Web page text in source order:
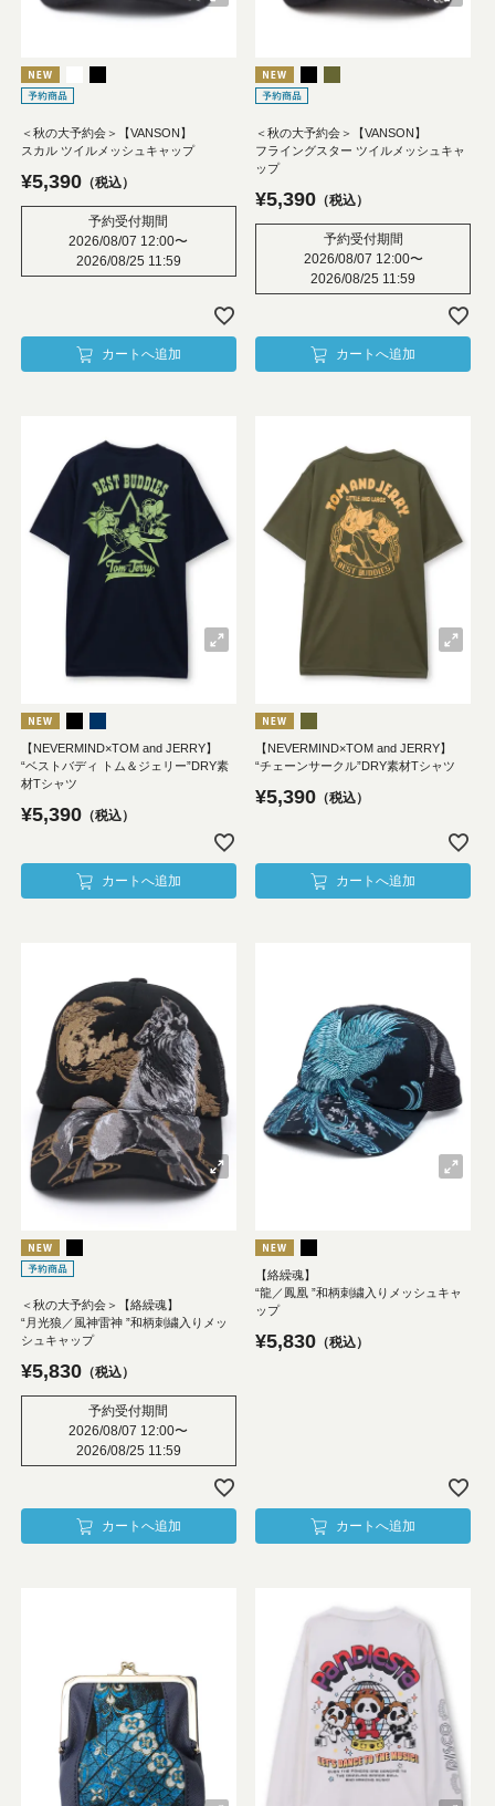
＜秋の大予約会＞【VANSON】
スカル ツイルメッシュキャップ
¥5,390 税込
予約受付期間
2026/08/07 12:00〜
2026/08/25 11:59
カートへ追加
＜秋の大予約会＞【VANSON】
フライングスター ツイルメッシュキャ
ップ
¥5,390 税込
予約受付期間
2026/08/07 12:00〜
2026/08/25 11:59
カートへ追加
【NEVERMIND×TOM and JERRY】
“ベストバディ トム＆ジェリー”DRY素
材Tシャツ
¥5,390 税込
カートへ追加
【NEVERMIND×TOM and JERRY】
“チェーンサークル”DRY素材Tシャツ
¥5,390 税込
カートへ追加
＜秋の大予約会＞【絡繰魂】
“月光狼／風神雷神 ”和柄刺繍入りメッ
シュキャップ
¥5,830 税込
予約受付期間
2026/08/07 12:00〜
2026/08/25 11:59
カートへ追加
【絡繰魂】
“龍／鳳凰 ”和柄刺繍入りメッシュキャ
ップ
¥5,830 税込
カートへ追加